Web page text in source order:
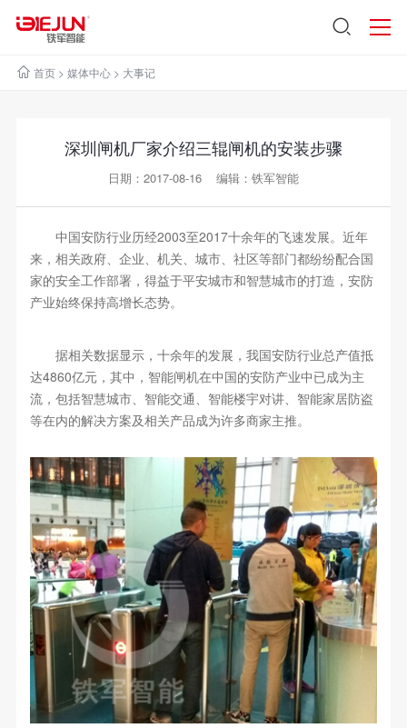
首页> 媒体中心> 大事记
深圳闸机厂家介绍三辊闸机的安装步骤
日期：2017-08-16 编辑：铁军智能
中国安防行业历经2003至2017十余年的飞速发展。近年
来，相关政府、企业、机关、城市、社区等部门都纷纷配合国
家的安全工作部署，得益于平安城市和智慧城市的打造，安防
产业始终保持高增长态势。
据相关数据显示，十余年的发展，我国安防行业总产值抵
达4860亿元，其中，智能闸机在中国的安防产业中已成为主
流，包括智慧城市、智能交通、智能楼宇对讲、智能家居防盗
等在内的解决方案及相关产品成为许多商家主推。